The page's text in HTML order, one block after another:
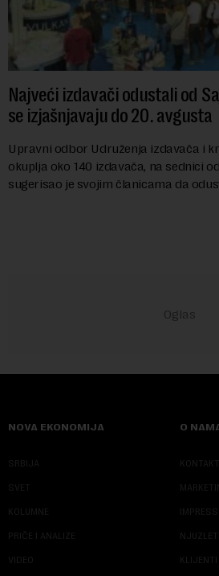
Najveći izdavači odustali od
se izjašnjavaju do 20. avgusta
Upravni odbor Udruženja izdavača i
okuplja oko 140 izdavača, na sednici
sugerisao je svojim članicama da
NOVA EKONOMIJA
SRBIJA
SVET
KOLUMNE
PRIČE I ANALIZE
VIDEO
O
KONTAKT
KLIJENTI